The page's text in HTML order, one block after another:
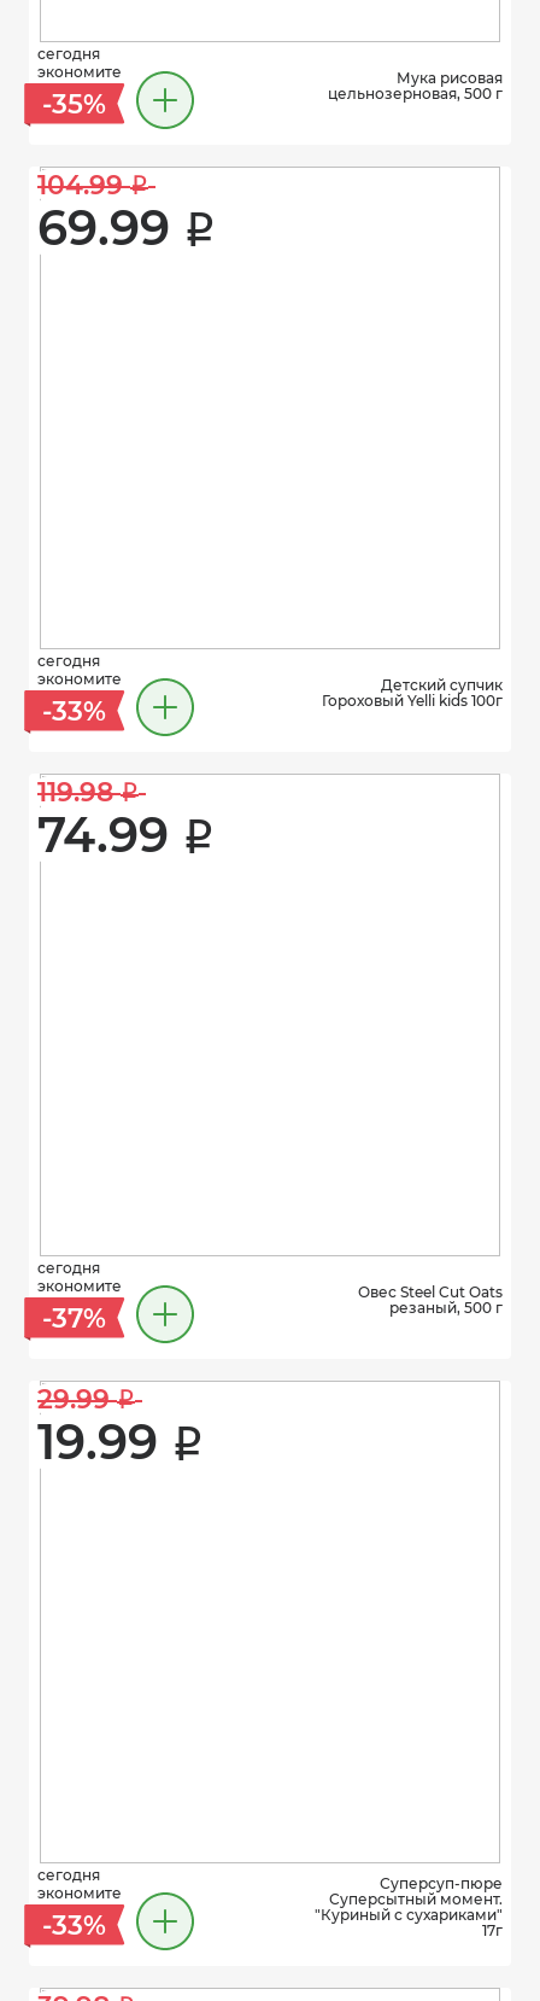
сегодня
экономите
-35%
Мука рисовая
цельнозерновая, 500 г
104.99 i
69.99 i
сегодня
экономите
-33%
Детский супчик
Гороховый Yelli kids 100г
119.98 i
74.99 i
сегодня
экономите
-37%
Овес Steel Cut Oats
резаный, 500 г
29.99 i
19.99 i
сегодня
экономите
-33%
Суперсуп-пюре
Суперсытный момент.
"Куриный с сухариками"
17г